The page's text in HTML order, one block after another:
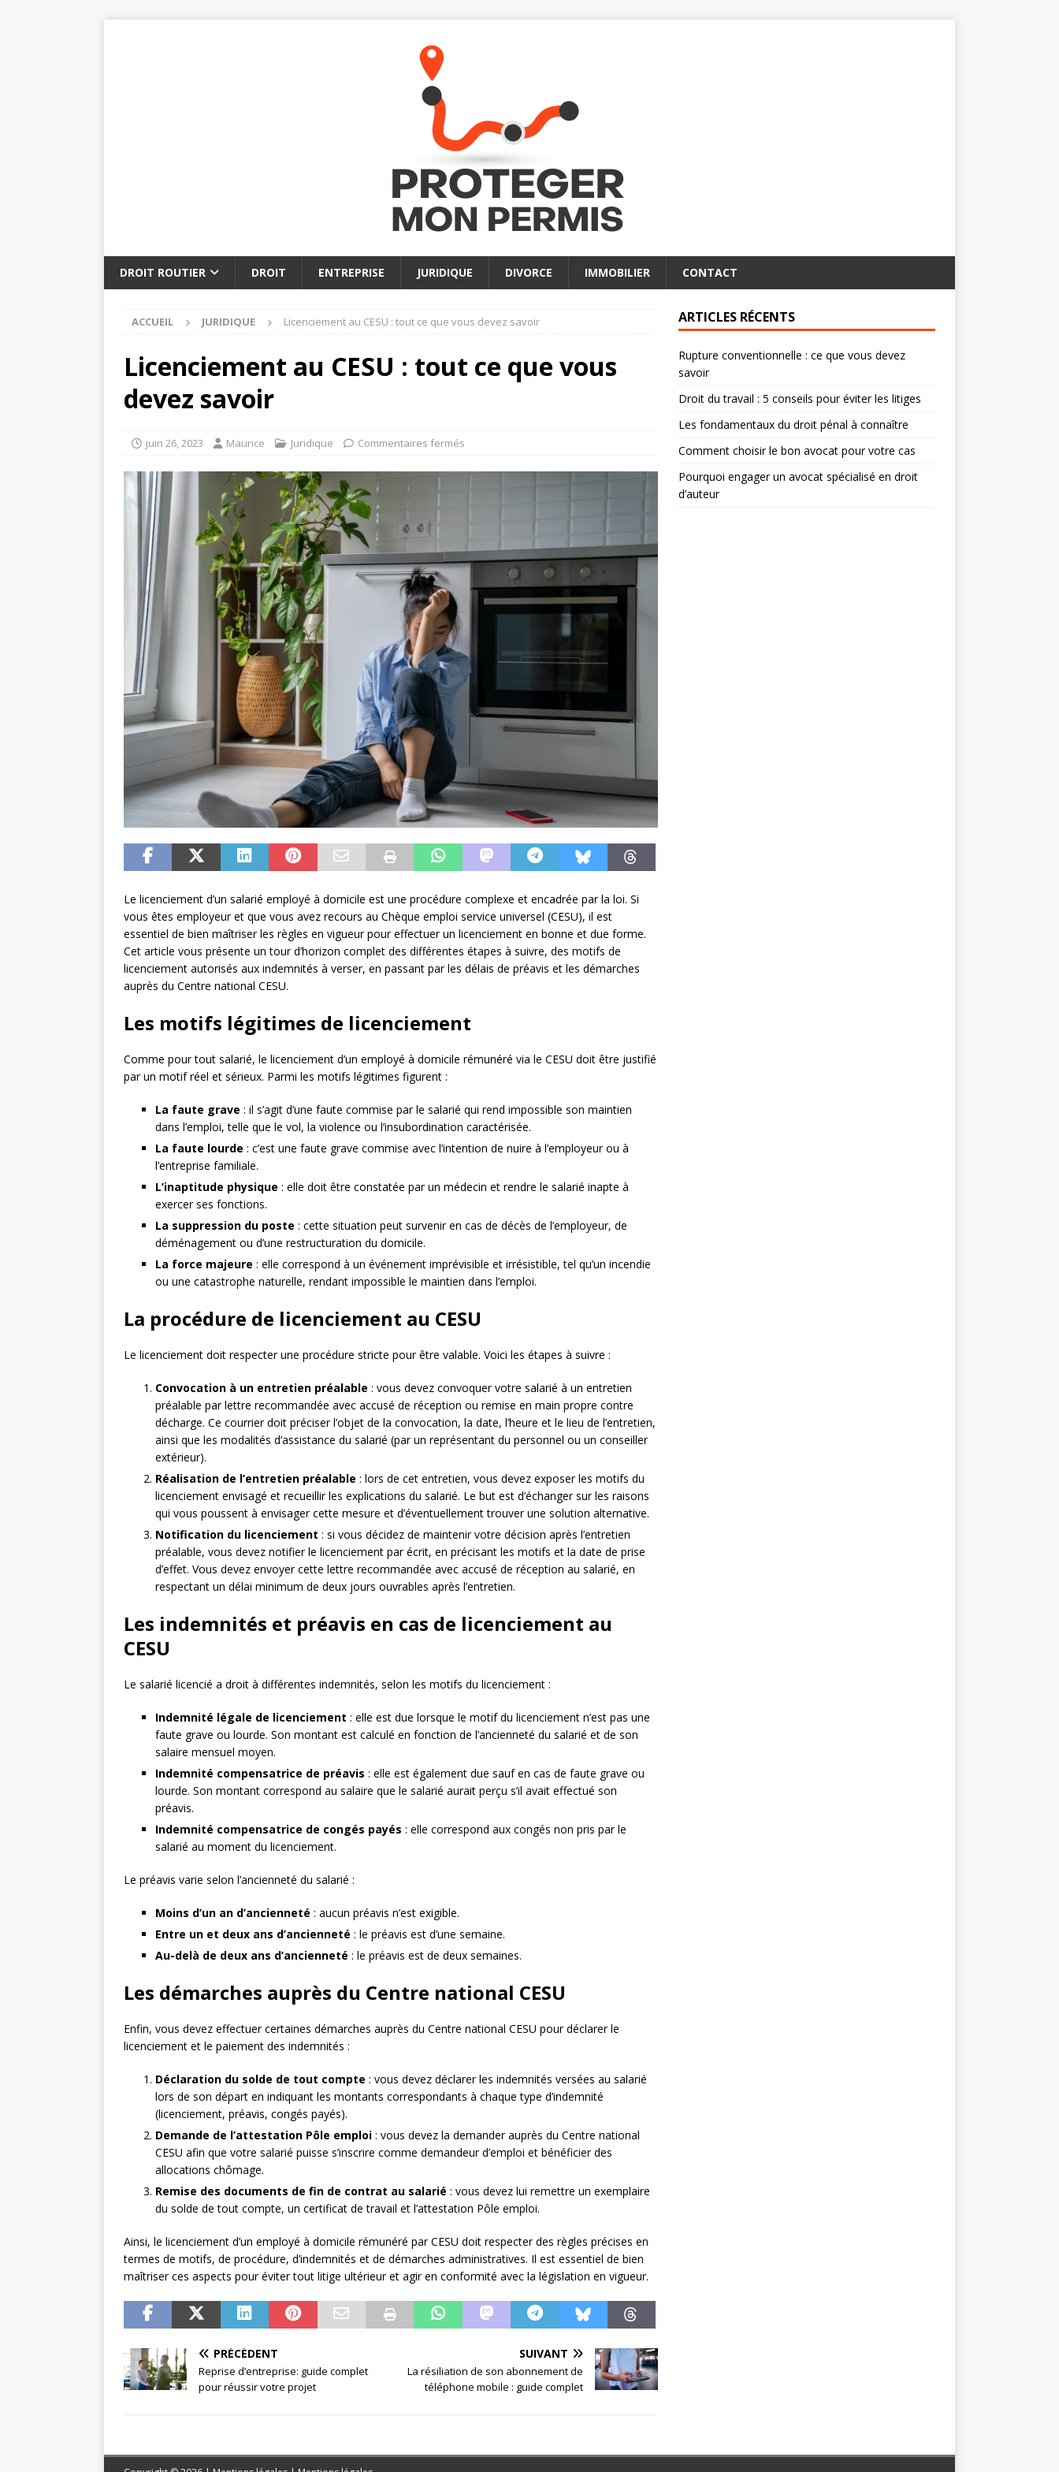
DROIT ROUTIER DROIT ENTREPRISE JURIDIQUE DIVORCE IMMOBILIER CONTACT
ACCUEIL JURIDIQUE Licenciement au CESU : tout ce que vous devez savoir
Licenciement au CESU : tout ce que vous
devez savoir
juin 26, 2023 Maurice Juridique Commentaires fermés
Le licenciement d’un salarié employé à domicile est une procédure complexe et encadrée par la loi. Si
vous êtes employeur et que vous avez recours au Chèque emploi service universel (CESU), il est
essentiel de bien maîtriser les règles en vigueur pour effectuer un licenciement en bonne et due forme.
Cet article vous présente un tour d’horizon complet des différentes étapes à suivre, des motifs de
licenciement autorisés aux indemnités à verser, en passant par les délais de préavis et les démarches
auprès du Centre national CESU.
Les motifs légitimes de licenciement
Comme pour tout salarié, le licenciement d’un employé à domicile rémunéré via le CESU doit être justifié
par un motif réel et sérieux. Parmi les motifs légitimes figurent :
La faute grave : il s’agit d’une faute commise par le salarié qui rend impossible son maintien
dans l’emploi, telle que le vol, la violence ou l’insubordination caractérisée.
La faute lourde : c’est une faute grave commise avec l’intention de nuire à l’employeur ou à
l’entreprise familiale.
L’inaptitude physique : elle doit être constatée par un médecin et rendre le salarié inapte à
exercer ses fonctions.
La suppression du poste : cette situation peut survenir en cas de décès de l’employeur, de
déménagement ou d’une restructuration du domicile.
La force majeure : elle correspond à un événement imprévisible et irrésistible, tel qu’un incendie
ou une catastrophe naturelle, rendant impossible le maintien dans l’emploi.
La procédure de licenciement au CESU
Le licenciement doit respecter une procédure stricte pour être valable. Voici les étapes à suivre :
Convocation à un entretien préalable : vous devez convoquer votre salarié à un entretien
préalable par lettre recommandée avec accusé de réception ou remise en main propre contre
décharge. Ce courrier doit préciser l’objet de la convocation, la date, l’heure et le lieu de l’entretien,
ainsi que les modalités d’assistance du salarié (par un représentant du personnel ou un conseiller
extérieur).
Réalisation de l’entretien préalable : lors de cet entretien, vous devez exposer les motifs du
licenciement envisagé et recueillir les explications du salarié. Le but est d’échanger sur les raisons
qui vous poussent à envisager cette mesure et d’éventuellement trouver une solution alternative.
Notification du licenciement : si vous décidez de maintenir votre décision après l’entretien
préalable, vous devez notifier le licenciement par écrit, en précisant les motifs et la date de prise
d’effet. Vous devez envoyer cette lettre recommandée avec accusé de réception au salarié, en
respectant un délai minimum de deux jours ouvrables après l’entretien.
Les indemnités et préavis en cas de licenciement au
CESU
Le salarié licencié a droit à différentes indemnités, selon les motifs du licenciement :
Indemnité légale de licenciement : elle est due lorsque le motif du licenciement n’est pas une
faute grave ou lourde. Son montant est calculé en fonction de l’ancienneté du salarié et de son
salaire mensuel moyen.
Indemnité compensatrice de préavis : elle est également due sauf en cas de faute grave ou
lourde. Son montant correspond au salaire que le salarié aurait perçu s’il avait effectué son
préavis.
Indemnité compensatrice de congés payés : elle correspond aux congés non pris par le
salarié au moment du licenciement.
Le préavis varie selon l’ancienneté du salarié :
Moins d’un an d’ancienneté : aucun préavis n’est exigible.
Entre un et deux ans d’ancienneté : le préavis est d’une semaine.
Au-delà de deux ans d’ancienneté : le préavis est de deux semaines.
Les démarches auprès du Centre national CESU
Enfin, vous devez effectuer certaines démarches auprès du Centre national CESU pour déclarer le
licenciement et le paiement des indemnités :
Déclaration du solde de tout compte : vous devez déclarer les indemnités versées au salarié
lors de son départ en indiquant les montants correspondants à chaque type d’indemnité
(licenciement, préavis, congés payés).
Demande de l’attestation Pôle emploi : vous devez la demander auprès du Centre national
CESU afin que votre salarié puisse s’inscrire comme demandeur d’emploi et bénéficier des
allocations chômage.
Remise des documents de fin de contrat au salarié : vous devez lui remettre un exemplaire
du solde de tout compte, un certificat de travail et l’attestation Pôle emploi.
Ainsi, le licenciement d’un employé à domicile rémunéré par CESU doit respecter des règles précises en
termes de motifs, de procédure, d’indemnités et de démarches administratives. Il est essentiel de bien
maîtriser ces aspects pour éviter tout litige ultérieur et agir en conformité avec la législation en vigueur.
PRÉCÉDENT
Reprise d’entreprise: guide complet
pour réussir votre projet
SUIVANT
La résiliation de son abonnement de
téléphone mobile : guide complet
ARTICLES RÉCENTS
Rupture conventionnelle : ce que vous devez
savoir
Droit du travail : 5 conseils pour éviter les litiges
Les fondamentaux du droit pénal à connaître
Comment choisir le bon avocat pour votre cas
Pourquoi engager un avocat spécialisé en droit
d’auteur